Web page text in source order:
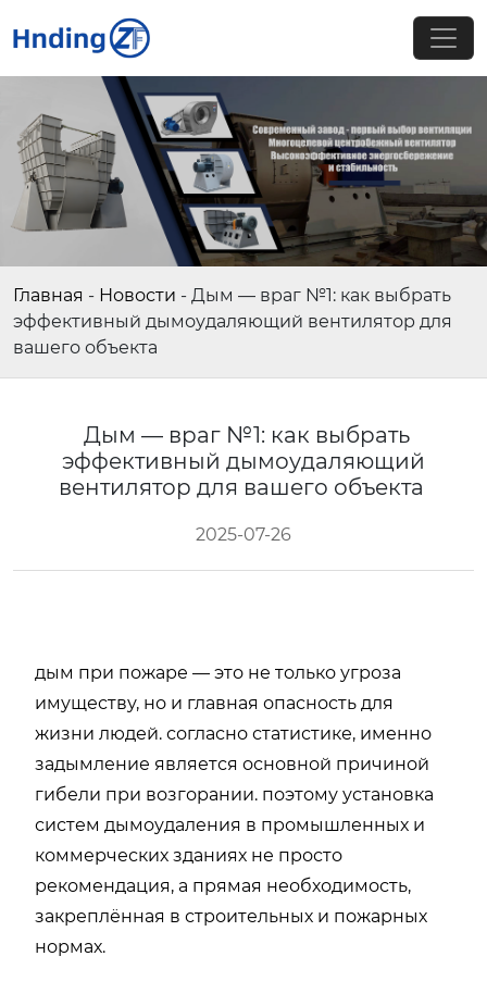
Главная - Новости - Дым — враг №1: как выбрать
эффективный дымоудаляющий вентилятор для
вашего объекта
Дым — враг №1: как выбрать
эффективный дымоудаляющий
вентилятор для вашего объекта
2025-07-26
дым при пожаре — это не только угроза
имуществу, но и главная опасность для
жизни людей. согласно статистике, именно
задымление является основной причиной
гибели при возгорании. поэтому установка
систем дымоудаления в промышленных и
коммерческих зданиях не просто
рекомендация, а прямая необходимость,
закреплённая в строительных и пожарных
нормах.